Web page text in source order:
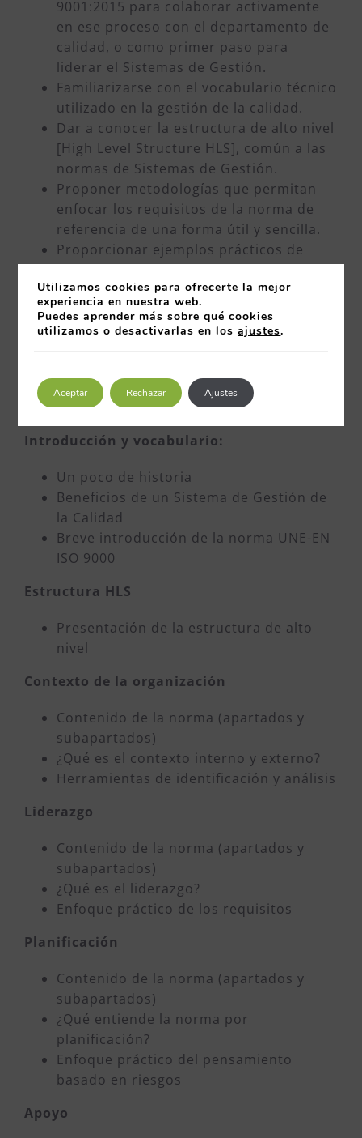
9001:2015 para colaborar activamente
en ese proceso con el departamento de
calidad, o como primer paso para
liderar el Sistemas de Gestión.
Familiarizarse con el vocabulario técnico
utilizado en la gestión de la calidad.
Dar a conocer la estructura de alto nivel
[High Level Structure HLS], común a las
normas de Sistemas de Gestión.
Proponer metodologías que permitan
enfocar los requisitos de la norma de
referencia de una forma útil y sencilla.
Proporcionar ejemplos prácticos de
implantación que permitan una mejor
interpretación y entendimiento de los
requisitos normativos.
Perfilar el proceso de implantación y
Programa:
Introducción y vocabulario:
Un poco de historia
Beneficios de un Sistema de Gestión de
la Calidad
Breve introducción de la norma UNE-EN
ISO 9000
Estructura HLS
Presentación de la estructura de alto
nivel
Contexto de la organización
Contenido de la norma (apartados y
subapartados)
¿Qué es el contexto interno y externo?
Herramientas de identificación y análisis
Liderazgo
Contenido de la norma (apartados y
subapartados)
¿Qué es el liderazgo?
Enfoque práctico de los requisitos
Planificación
Contenido de la norma (apartados y
subapartados)
¿Qué entiende la norma por
planificación?
Enfoque práctico del pensamiento
basado en riesgos
Apoyo
Utilizamos cookies para ofrecerte la mejor
experiencia en nuestra web.
Puedes aprender más sobre qué cookies
utilizamos o desactivarlas en losajustes.
Aceptar Rechazar Ajustes